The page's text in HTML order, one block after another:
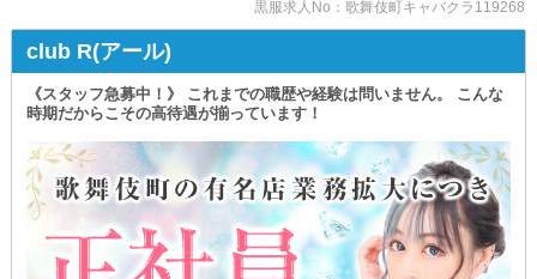
『研修制度』があるので
効率良くステップアップしていけます！
他店様での給与や待遇を
面接時にお聞かせください！
_/_/_/_/_/_/_/_/_/_/_/_/_/_/_/_/_/_/
＊生活面でもサポート＊
￣￣￣￣￣￣￣￣￣￣￣￣
充実した待遇と福利厚生を
たくさんご用意しました。
＝＝＝＝＝＝＝＝＝＝＝
・社会保険を完備
⇒長期的な勤務を見据えている方も安心。
病気や怪我といったもしもの事態が起きても
不安がありません◎
・寮／社宅を完備
⇒これを機に新生活を始めたい方にもピッタリ。
物件探しの手間を省いてスムーズに働けます◎
黒服求人No：歌舞伎町キャバクラ119268
club R(アール)
《スタッフ急募中！》 これまでの職歴や経験は問いません。 こんな
時期だからこその高待遇が揃っています！